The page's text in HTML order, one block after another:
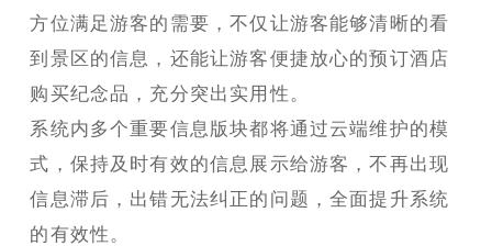
方位满足游客的需要，不仅让游客能够清晰的看
到景区的信息，还能让游客便捷放心的预订酒店
购买纪念品，充分突出实用性。
系统内多个重要信息版块都将通过云端维护的模
式，保持及时有效的信息展示给游客，不再出现
信息滞后，出错无法纠正的问题，全面提升系统
的有效性。